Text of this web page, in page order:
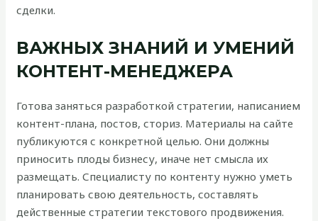
сделки.
ВАЖНЫХ ЗНАНИЙ И УМЕНИЙ
КОНТЕНТ-МЕНЕДЖЕРА
Готова заняться разработкой стратегии, написанием
контент-плана, постов, сториз. Материалы на сайте
публикуются с конкретной целью. Они должны
приносить плоды бизнесу, иначе нет смысла их
размещать. Специалисту по контенту нужно уметь
планировать свою деятельность, составлять
действенные стратегии текстового продвижения.